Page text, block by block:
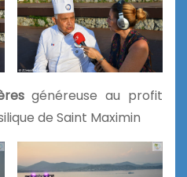
généreuse au profit
de Saint Maximin